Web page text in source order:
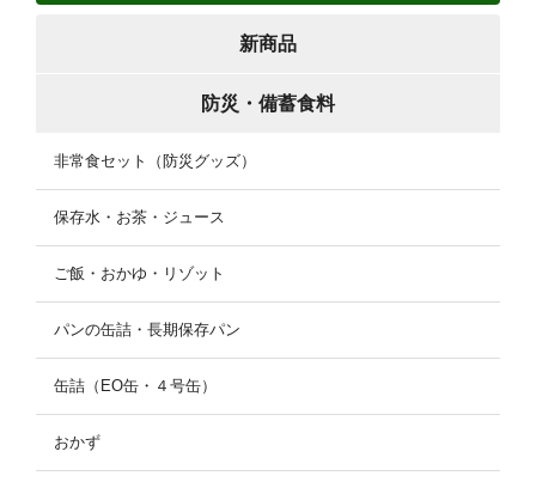
新商品
防災・備蓄食料
非常食セット（防災グッズ）
保存水・お茶・ジュース
ご飯・おかゆ・リゾット
パンの缶詰・長期保存パン
缶詰（EO缶・４号缶）
おかず